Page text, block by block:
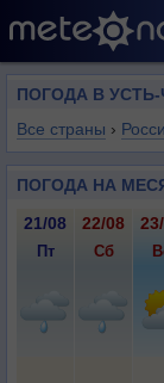
ПОГОДА В
Все страны ›
21/08 22/08
Пт Сб